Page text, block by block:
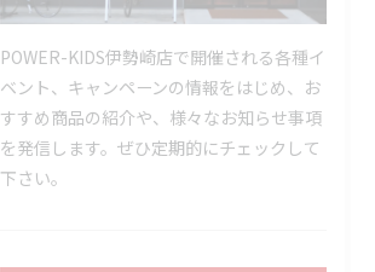
POWER-KIDS伊勢崎店で開催される各種イ
ベント、キャンペーンの情報をはじめ、お
すすめ商品の紹介や、様々なお知らせ事項
を発信します。ぜひ定期的にチェックして
下さい。